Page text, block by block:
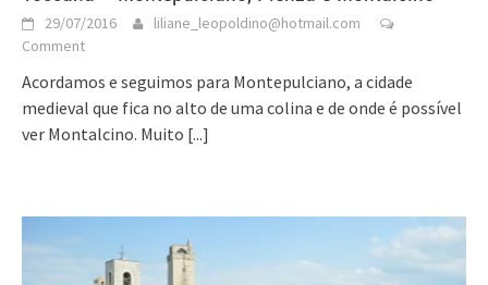
29/07/2016
liliane_leopoldino@hotmail.com
Comment
Acordamos e seguimos para Montepulciano, a cidade
medieval que fica no alto de uma colina e de onde é possível
ver Montalcino. Muito [...]